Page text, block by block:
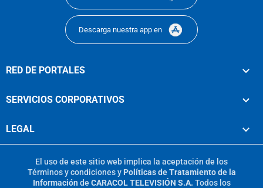
Descarga nuestra app en
RED DE PORTALES
SERVICIOS CORPORATIVOS
LEGAL
El uso de este sitio web implica la aceptación de los
Términos y condicionesy Políticas de Tratamiento de la
Información de CARACOL TELEVISIÓN S.A. Todos los